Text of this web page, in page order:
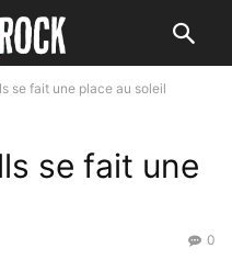
se fait une place au soleil
se fait une
0